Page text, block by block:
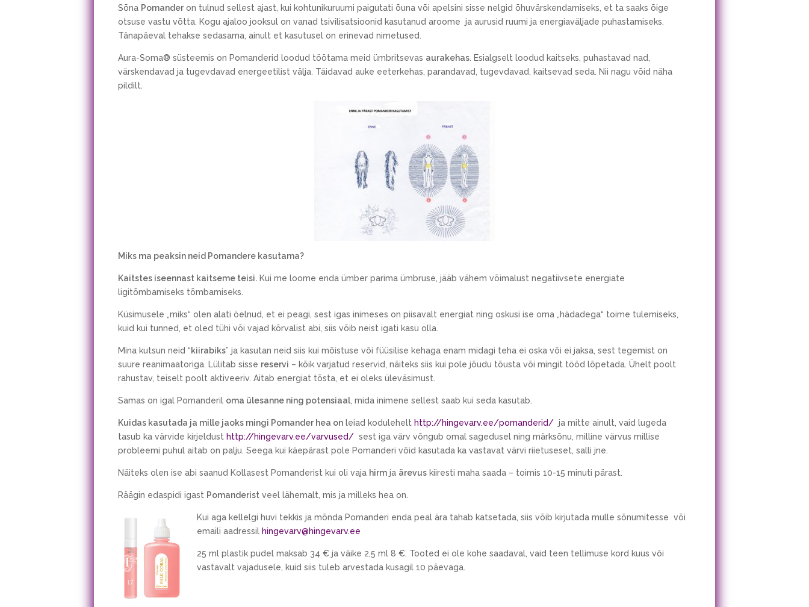
Sõna Pomanderon tulnud sellest ajast, kui kohtunikuruumi paigutati õuna või apelsini sisse nelgid õhuvärskendamiseks, et ta saaks õige
otsuse vastu võtta. Kogu ajaloo jooksul on vanad tsivilisatsioonid kasutanud aroome ja aurusid ruumi ja energiaväljade puhastamiseks.
Tänapäeval tehakse sedasama, ainult et kasutusel on erinevad nimetused.
Aura-Soma® süsteemis on Pomanderid loodud töötama meid ümbritsevas aurakehas. Esialgselt loodud kaitseks, puhastavad nad,
värskendavad ja tugevdavad energeetilist välja. Täidavad auke eeterkehas, parandavad, tugevdavad, kaitsevad seda. Nii nagu võid näha
pildilt.
Miks ma peaksin neid Pomandere kasutama?
Kaitstes iseennast kaitseme teisi.Kui me loome enda ümber parima ümbruse, jääb vähem võimalust negatiivsete energiate
ligitõmbamiseks tõmbamiseks.
Küsimusele „miks“ olen alati öelnud, et ei peagi, sest igas inimeses on piisavalt energiat ning oskusi ise oma „hädadega“ toime tulemiseks,
kuid kui tunned, et oled tühi või vajad kõrvalist abi, siis võib neist igati kasu olla.
Mina kutsun neid “kiirabiks” ja kasutan neid siis kui mõistuse või füüsilise kehaga enam midagi teha ei oska või ei jaksa, sest tegemist on
suure reanimaatoriga. Lülitab sisse reservi – kõik varjatud reservid, näiteks siis kui pole jõudu tõusta või mingit tööd lõpetada. Ühelt poolt
rahustav, teiselt poolt aktiveeriv. Aitab energiat tõsta, et ei oleks üleväsimust.
Samas on igal Pomanderil oma ülesanne ning potensiaal, mida inimene sellest saab kui seda kasutab.
Kuidas kasutada ja mille jaoks mingi Pomander hea onleiad kodulehelt http://hingevarv.ee/pomanderid/ja mitte ainult, vaid lugeda
tasub ka värvide kirjeldust http://hingevarv.ee/varvused/sest iga värv võngub omal sagedusel ning märksõnu, milline värvus millise
probleemi puhul aitab on palju. Seega kui käepärast pole Pomanderi võid kasutada ka vastavat värvi riietuseset, salli jne.
Näiteks olen ise abi saanud Kollasest Pomanderist kui oli vaja hirmja ärevuskiiresti maha saada – toimis 10-15 minuti pärast.
Räägin edaspidi igast Pomanderistveel lähemalt, mis ja milleks hea on.
Kui aga kellelgi huvi tekkis ja mõnda Pomanderi enda peal ära tahab katsetada, siis võib kirjutada mulle sõnumitesse või
emaili aadressil hingevarv@hingevarv.ee
25 ml plastik pudel maksab 34 € ja väike 2,5 ml 8 €. Tooted ei ole kohe saadaval, vaid teen tellimuse kord kuus või
vastavalt vajadusele, kuid siis tuleb arvestada kusagil 10 päevaga.